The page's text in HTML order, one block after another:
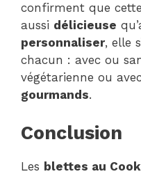
confirment que cette
aussi délicieuse
personnaliser, elle
chacun : avec ou
végétarienne ou
gourmands.
Conclusion
Les blettes au